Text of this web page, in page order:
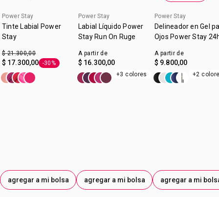
Power Stay
Tinte Labial Power
Stay
$ 21.300,00
$ 17.300,00 Etiqueta -30%
-30%
agregar a mi bolsa
Power Stay
Labial Líquido Power
Stay Run On Ruge
A partir de
$ 16.300,00
+3 colores
agregar a mi bolsa
Power Stay
Delineador en Gel
Ojos Power Stay
A partir de
$ 9.800,00
+2
agregar a mi